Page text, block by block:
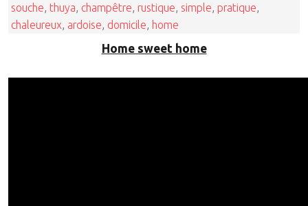
souche thuya champêtre rustique simple pratique
chaleureux ardoise domicile home
Home sweet home